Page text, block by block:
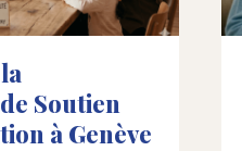
Soutien
à Genève